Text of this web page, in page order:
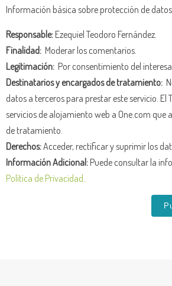
Información básica sobre protección de datos
Responsable:Ezequiel Teodoro Fernández.
Finalidad: Moderar los comentarios.
Legitimación: Por consentimiento del
Destinatarios y encargados de tratamiento:
datos a terceros para prestar este servicio.
servicios de alojamiento web a One.com que
de tratamiento.
Derechos:Acceder, rectificar y suprimir los
Información Adicional:Puede consultar la
Política de Privacidad